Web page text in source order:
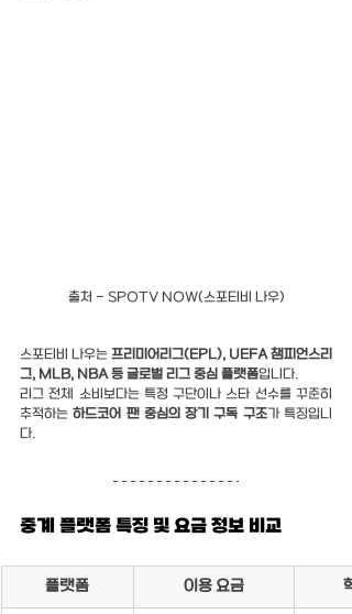
출처 - SPOTV NOW(스포티비 나우)
스포티비 나우는 프리미어리그(EPL), UEFA 챔피언스리
그, MLB, NBA 등 글로벌 리그 중심 플랫폼입니다.
리그 전체 소비보다는 특정 구단이나 스타 선수를 꾸준히
추적하는 하드코어 팬 중심의 장기 구독 구조가 특징입니
다.
중계 플랫폼 특징 및 요금 정보 비교
플랫폼 이용 요금